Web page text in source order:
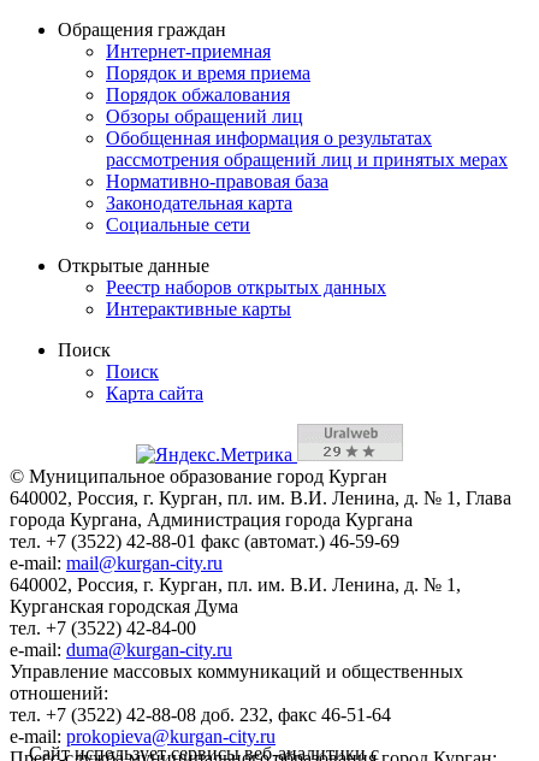
Обращения граждан
Интернет-приемная
Порядок и время приема
Порядок обжалования
Обзоры обращений лиц
Обобщенная информация о результатах
рассмотрения обращений лиц и принятых мерах
Нормативно-правовая база
Законодательная карта
Социальные сети
Открытые данные
Реестр наборов открытых данных
Интерактивные карты
Поиск
Поиск
Карта сайта
© Муниципальное образование город Курган
640002, Россия, г. Курган, пл. им. В.И. Ленина, д. № 1, Глава
города Кургана, Администрация города Кургана
тел. +7 (3522) 42-88-01 факс (автомат.) 46-59-69
e-mail: mail@kurgan-city.ru
640002, Россия, г. Курган, пл. им. В.И. Ленина, д. № 1,
Курганская городская Дума
тел. +7 (3522) 42-84-00
e-mail: duma@kurgan-city.ru
Управление массовых коммуникаций и общественных
отношений:
тел. +7 (3522) 42-88-08 доб. 232, факс 46-51-64
e-mail: prokopieva@kurgan-city.ru
Сайт использует сервисы веб-аналитики с